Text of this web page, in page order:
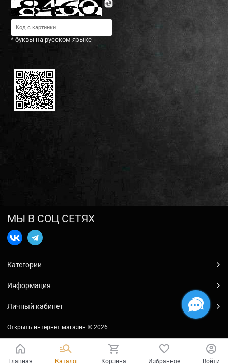
* буквы на русском языке
МЫ В СОЦ СЕТЯХ
Категории
Информация
Личный кабинет
Открыть интернет магазин © 2026
Главная Каталог Корзина Избранное Войти